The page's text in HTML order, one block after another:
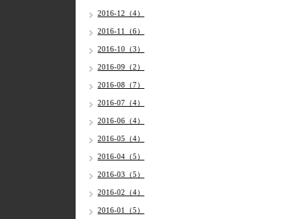
2016-12（4）
2016-11（6）
2016-10（3）
2016-09（2）
2016-08（7）
2016-07（4）
2016-06（4）
2016-05（4）
2016-04（5）
2016-03（5）
2016-02（4）
2016-01（5）